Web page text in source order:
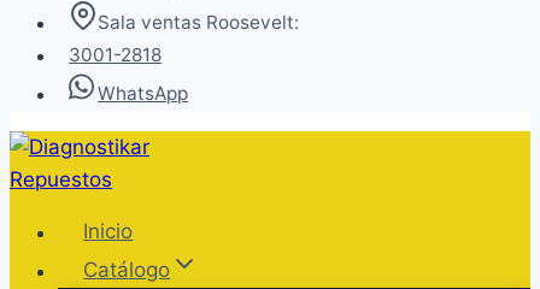
Sala ventas Roosevelt:
3001-2818
WhatsApp
Inicio
Catálogo